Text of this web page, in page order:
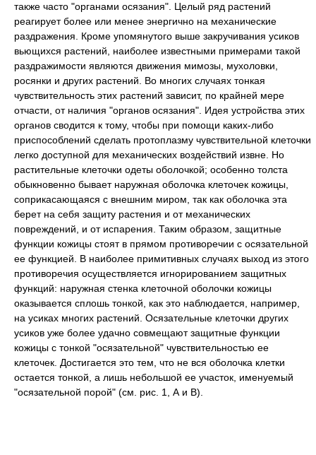
также часто "органами осязания". Целый ряд растений
реагирует более или менее энергично на механические
раздражения. Кроме упомянутого выше закручивания усиков
вьющихся растений, наиболее известными примерами такой
раздражимости являются движения мимозы, мухоловки,
росянки и других растений. Во многих случаях тонкая
чувствительность этих растений зависит, по крайней мере
отчасти, от наличия "органов осязания". Идея устройства этих
органов сводится к тому, чтобы при помощи каких-либо
приспособлений сделать протоплазму чувствительной клеточки
легко доступной для механических воздействий извне. Но
растительные клеточки одеты оболочкой; особенно толста
обыкновенно бывает наружная оболочка клеточек кожицы,
соприкасающаяся с внешним миром, так как оболочка эта
берет на себя защиту растения и от механических
повреждений, и от испарения. Таким образом, защитные
функции кожицы стоят в прямом противоречии с осязательной
ее функцией. В наиболее примитивных случаях выход из этого
противоречия осуществляется игнорированием защитных
функций: наружная стенка клеточной оболочки кожицы
оказывается сплошь тонкой, как это наблюдается, например,
на усиках многих растений. Осязательные клеточки других
усиков уже более удачно совмещают защитные функции
кожицы с тонкой "осязательной" чувствительностью ее
клеточек. Достигается это тем, что не вся оболочка клетки
остается тонкой, а лишь небольшой ее участок, именуемый
"осязательной порой" (см. рис. 1, А и В).